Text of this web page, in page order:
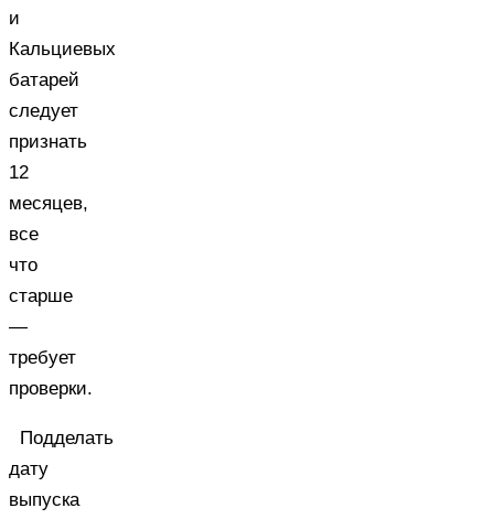
и
Кальциевых
батарей
следует
признать
12
месяцев,
все
что
старше
—
требует
проверки.
Подделать
дату
выпуска